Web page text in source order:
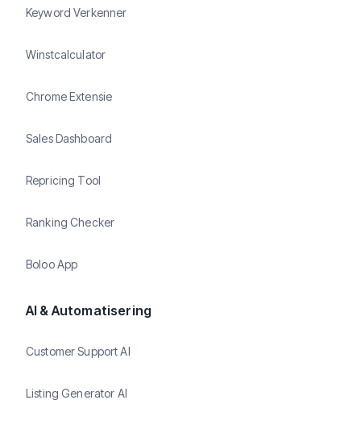
Keyword Verkenner
Winstcalculator
Chrome Extensie
Sales Dashboard
Repricing Tool
Ranking Checker
Boloo App
AI & Automatisering
Customer Support AI
Listing Generator AI